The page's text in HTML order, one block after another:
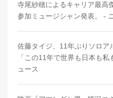
寺尾紗穂によるキャリア最高
参加ミュージシャン発表。 -
佐藤タイジ、11年ぶりソロア
「この11年で世界も日本も
ュース